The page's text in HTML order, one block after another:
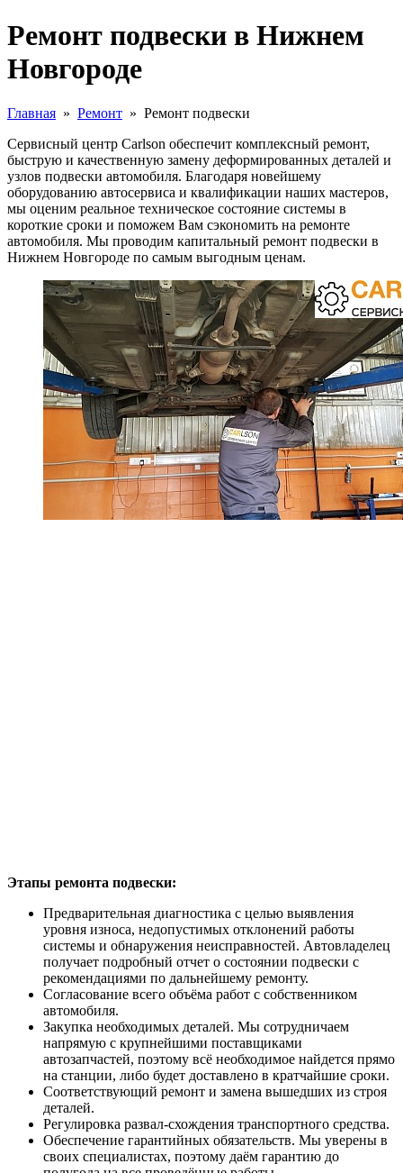
Ремонт подвески в Нижнем
Новгороде
Главная » Ремонт » Ремонт подвески
Сервисный центр Carlson обеспечит комплексный ремонт,
быструю и качественную замену деформированных деталей и
узлов подвески автомобиля. Благодаря новейшему
оборудованию автосервиса и квалификации наших мастеров,
мы оценим реальное техническое состояние системы в
короткие сроки и поможем Вам сэкономить на ремонте
автомобиля. Мы проводим капитальный ремонт подвески в
Нижнем Новгороде по самым выгодным ценам.
Этапы ремонта подвески:
Предварительная диагностика с целью выявления
уровня износа, недопустимых отклонений работы
системы и обнаружения неисправностей. Автовладелец
получает подробный отчет о состоянии подвески с
рекомендациями по дальнейшему ремонту.
Согласование всего объёма работ с собственником
автомобиля.
Закупка необходимых деталей. Мы сотрудничаем
напрямую с крупнейшими поставщиками
автозапчастей, поэтому всё необходимое найдется прямо
на станции, либо будет доставлено в кратчайшие сроки.
Соответствующий ремонт и замена вышедших из строя
деталей.
Регулировка развал-схождения транспортного средства.
Обеспечение гарантийных обязательств. Мы уверены в
своих специалистах, поэтому даём гарантию до